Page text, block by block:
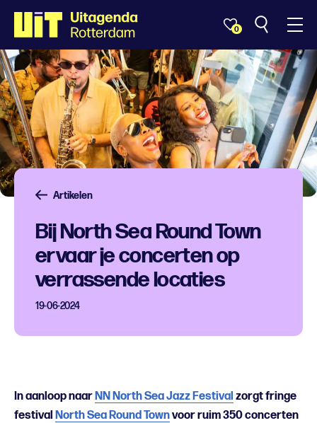
0
Artikelen
Bij North Sea Round Town
ervaar je concerten op
verrassende locaties
19-06-2024
In aanloop naarNN North Sea Jazz Festival zorgt fringe
festival North Sea Round Townvoor ruim 350 concerten